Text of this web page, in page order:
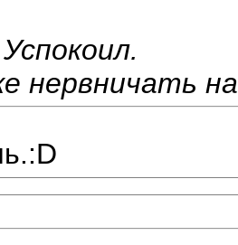
нервничать